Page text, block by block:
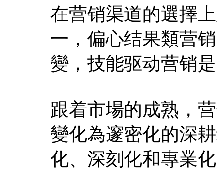
在营销渠道的選擇
一，偏心结果類营
變，技能驱动营销
跟着市場的成熟，
變化為邃密化的深
化、深刻化和專業